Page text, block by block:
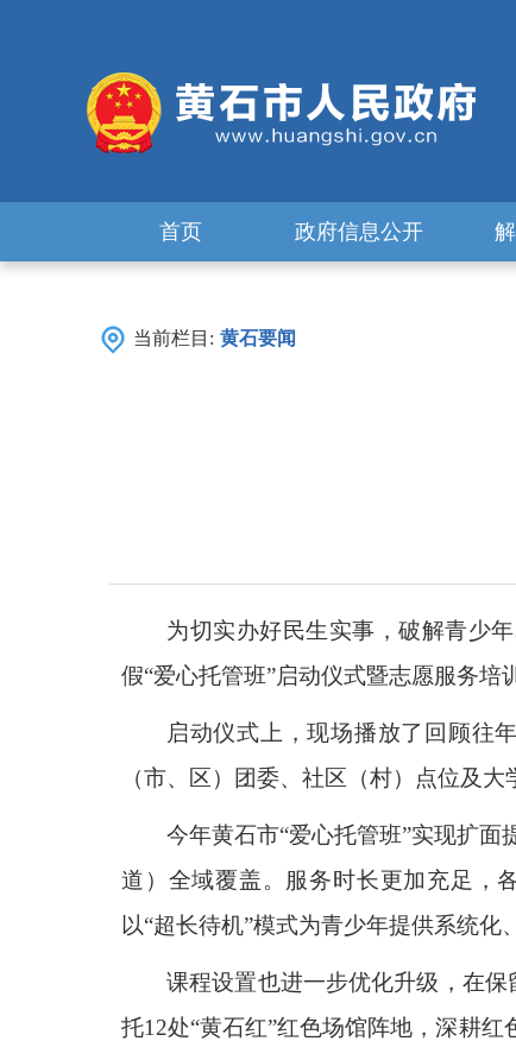
首页 政府信息公开
当前栏目: 黄石要闻
为切实办好民生实事，破解青少
假“爱心托管班”启动仪式暨志愿服务培
启动仪式上，现场播放了回顾往
（市、区）团委、社区（村）点位及
今年黄石市“爱心托管班”实现扩
道）全域覆盖。服务时长更加充足，
以“超长待机”模式为青少年提供系统化
课程设置也进一步优化升级，在
托12处“黄石红”红色场馆阵地，深耕